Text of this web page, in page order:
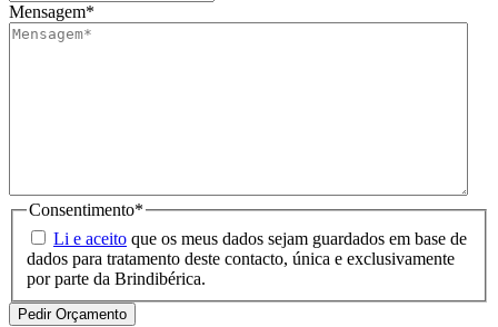
Mensagem*
Consentimento*
Li e aceito que os meus dados sejam guardados em base de
dados para tratamento deste contacto, única e exclusivamente
por parte da Brindibérica.